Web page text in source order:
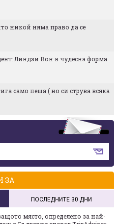
никой няма право да се
Линдзи Вон в чудесна форма
само пеша ( но си струва всяка
ЗА
ПОСЛЕДНИТЕ 30 ДНИ
място, определено за най-